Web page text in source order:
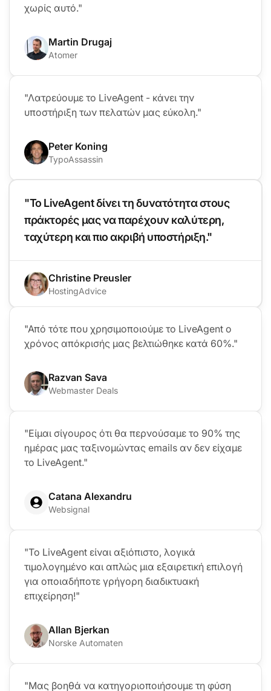
χωρίς αυτό."
Martin Drugaj
Atomer
"Λατρεύουμε το LiveAgent - κάνει την
υποστήριξη των πελατών μας εύκολη."
Peter Koning
TypoAssassin
"Το LiveAgent δίνει τη δυνατότητα στους
πράκτορές μας να παρέχουν καλύτερη,
ταχύτερη και πιο ακριβή υποστήριξη."
Christine Preusler
HostingAdvice
"Από τότε που χρησιμοποιούμε το LiveAgent ο
χρόνος απόκρισής μας βελτιώθηκε κατά 60%."
Razvan Sava
Webmaster Deals
"Είμαι σίγουρος ότι θα περνούσαμε το 90% της
ημέρας μας ταξινομώντας emails αν δεν είχαμε
το LiveAgent."
Catana Alexandru
Websignal
"Το LiveAgent είναι αξιόπιστο, λογικά
τιμολογημένο και απλώς μια εξαιρετική επιλογή
για οποιαδήποτε γρήγορη διαδικτυακή
επιχείρηση!"
Allan Bjerkan
Norske Automaten
"Μας βοηθά να κατηγοριοποιήσουμε τη φύση